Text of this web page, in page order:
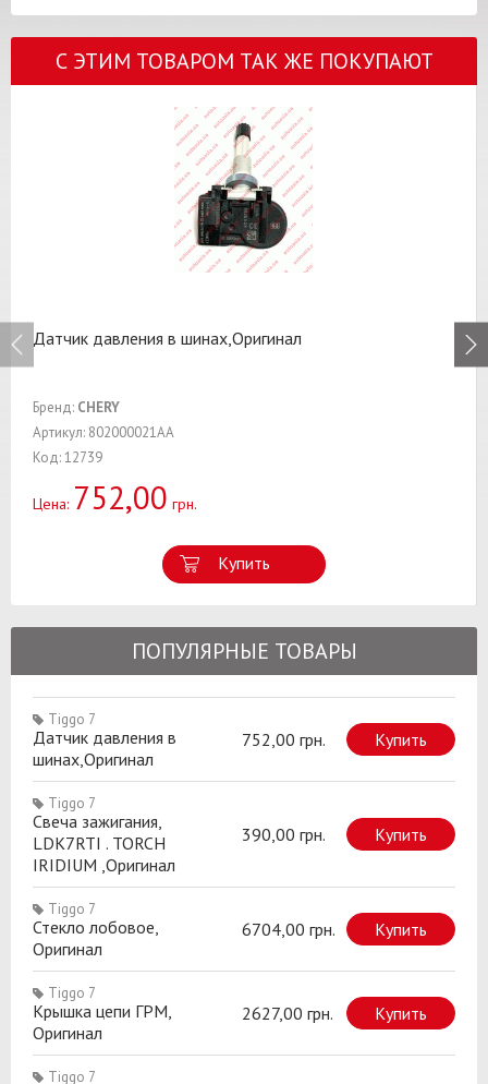
С ЭТИМ ТОВАРОМ ТАК ЖЕ ПОКУПАЮТ
Датчик давления в шинах,Оригинал
Бренд: CHERY
Артикул: 802000021AA
Код: 12739
Цена: 752,00 грн.
Купить
ПОПУЛЯРНЫЕ ТОВАРЫ
Tiggo 7
Датчик давления в
шинах,Оригинал
752,00 грн. Купить
Tiggo 7
Свеча зажигания,
LDK7RTI . TORCH
IRIDIUM ,Оригинал
390,00 грн. Купить
Tiggo 7
Стекло лобовое,
Оригинал
6704,00 грн. Купить
Tiggo 7
Крышка цепи ГРМ,
Оригинал
2627,00 грн. Купить
Tiggo 7